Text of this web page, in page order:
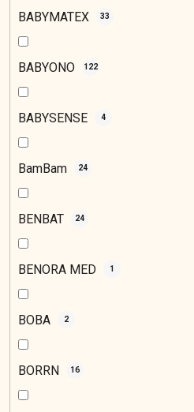
BABYMATEX 33
BABYONO 122
BABYSENSE 4
BamBam 24
BENBAT 24
BENORA MED 1
BOBA 2
BORRN 16